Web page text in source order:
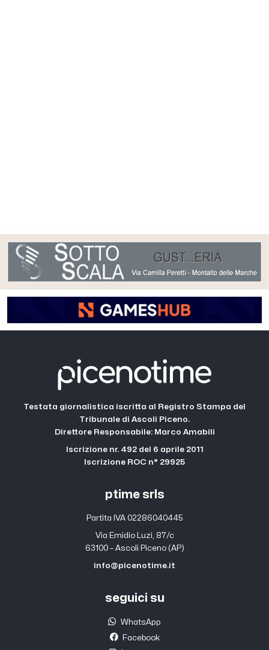
Testata giornalistica iscritta al Registro Stampa del
Tribunale di Ascoli Piceno.
Direttore Responsabile: Marco Amabili
Iscrizione nr. 492 del 6 aprile 2011
Iscrizione ROC n° 29925
ptime srls
Partita IVA 02286040445
Via Emidio Luzi, 87/c
63100 – Ascoli Piceno (AP)
info@picenotime.it
seguici su
WhatsApp
Facebook